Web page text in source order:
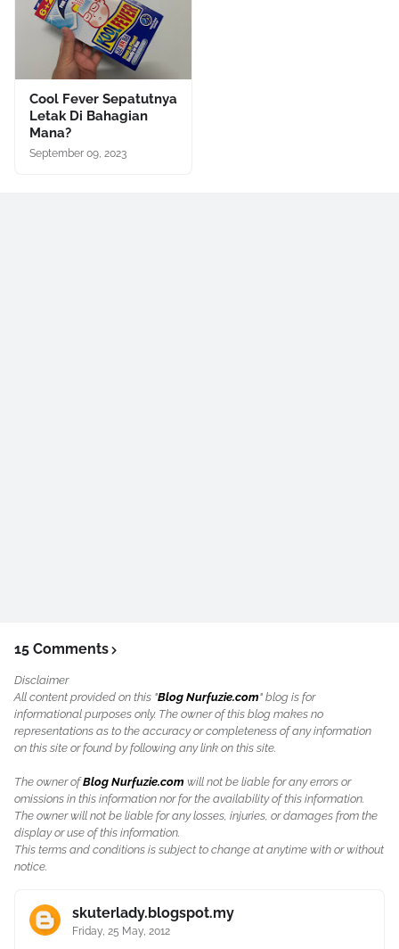
Cool Fever Sepatutnya
Letak Di Bahagian
Mana?
September 09, 2023
15 Comments
Disclaimer
All content provided on this "Blog Nurfuzie.com" blog is for
informational purposes only. The owner of this blog makes no
representations as to the accuracy or completeness of any information
on this site or found by following any link on this site.
The owner ofBlog Nurfuzie.com will not be liable for any errors or
omissions in this information nor for the availability of this information.
The owner will not be liable for any losses, injuries, or damages from the
display or use of this information.
This terms and conditions is subject to change at anytime with or without
notice.
skuterlady.blogspot.my
Friday, 25 May, 2012